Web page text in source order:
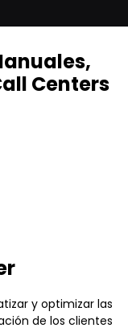
Centers
y optimizar las
de los clientes